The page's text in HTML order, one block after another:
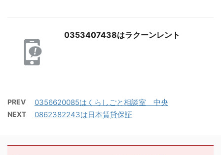
0353407438はラクーンレント
PREV 0356620085はくらしごと相談室 中央
NEXT 0862382243は日本賃貸保証